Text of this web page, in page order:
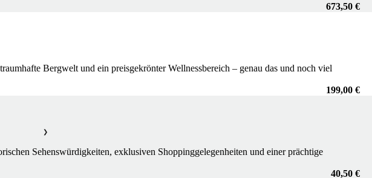
673,50 €
Bergwelt und ein preisgekrönter Wellnessbereich – genau das und noch viel
199,00 €
Sehenswürdigkeiten, exklusiven Shoppinggelegenheiten und einer prächtige
40,50 €
❯